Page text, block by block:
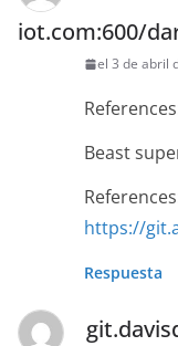
iot.com:600/
el 3 de abril
Beast
https://
Respuesta